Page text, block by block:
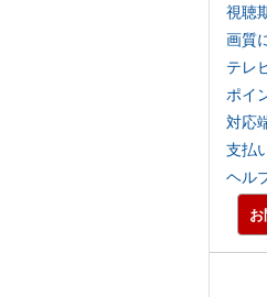
視聴
画質
テレ
ポイ
対応
支払
ヘル